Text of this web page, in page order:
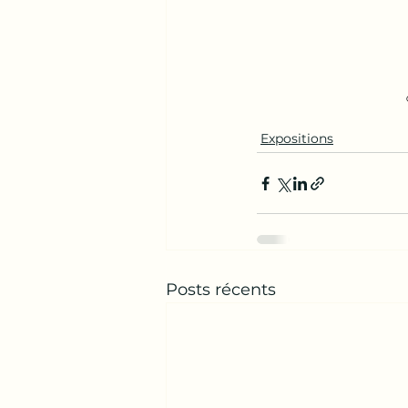
Expositions
Posts récents